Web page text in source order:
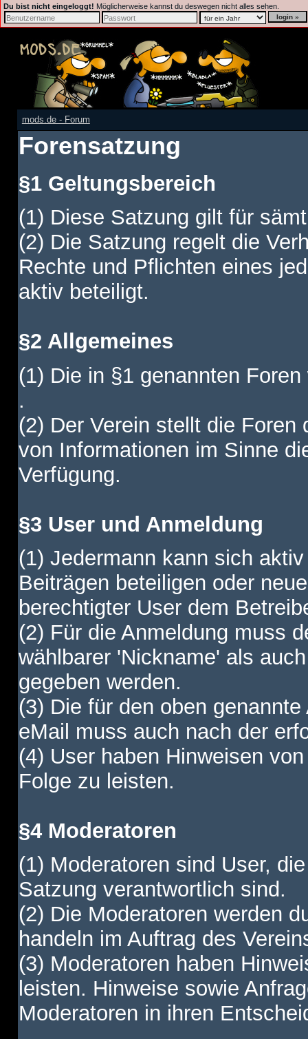
Du bist nicht eingeloggt! Möglicherweise kannst du deswegen nicht alles sehen.
mods.de - Forum
Forensatzung
§1 Geltungsbereich
(1) Diese Satzung gilt für
(2) Die Satzung regelt die
Rechte und Pflichten eines
aktiv beteiligt.
§2 Allgemeines
(1) Die in §1 genannten
.
(2) Der Verein stellt die
von Informationen im Sinne
Verfügung.
§3 User und Anmeldung
(1) Jedermann kann sich
Beiträgen beteiligen oder
berechtigter User dem
(2) Für die Anmeldung muss
wählbarer 'Nickname' als
gegeben werden.
(3) Die für den oben
eMail muss auch nach der
(4) User haben Hinweisen
Folge zu leisten.
§4 Moderatoren
(1) Moderatoren sind User,
Satzung verantwortlich sind.
(2) Die Moderatoren werden
handeln im Auftrag des
(3) Moderatoren haben
leisten. Hinweise sowie
Moderatoren in ihren